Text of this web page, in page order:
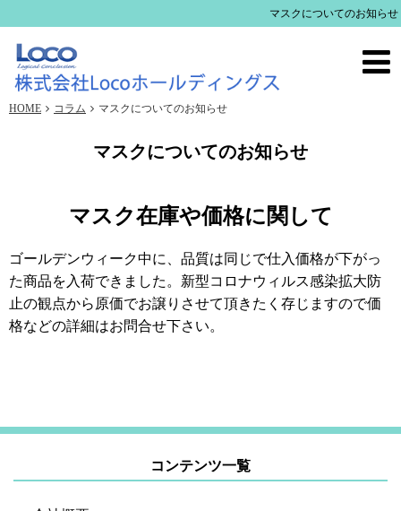
マスクについてのお知らせ
HOME コラム マスクについてのお知らせ
マスクについてのお知らせ
マスク在庫や価格に関して
ゴールデンウィーク中に、品質は同じで仕入価格が下がっ
た商品を入荷できました。新型コロナウィルス感染拡大防
止の観点から原価でお譲りさせて頂きたく存じますので価
格などの詳細はお問合せ下さい。
コンテンツ一覧